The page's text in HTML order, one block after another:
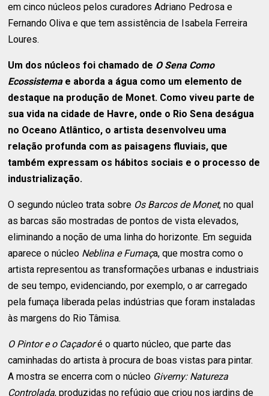
em cinco núcleos pelos curadores Adriano Pedrosa e
Fernando Oliva e que tem assistência de Isabela Ferreira
Loures.
Um dos núcleos foi chamado de O Sena Como
Ecossistemae aborda a água como um elemento de
destaque na produção de Monet. Como viveu parte de
sua vida na cidade de Havre, onde o Rio Sena deságua
no Oceano Atlântico, o artista desenvolveu uma
relação profunda com as paisagens fluviais, que
também expressam os hábitos sociais e o processo de
industrialização.
O segundo núcleo trata sobre Os Barcos de Monet, no qual
as barcas são mostradas de pontos de vista elevados,
eliminando a noção de uma linha do horizonte. Em seguida
aparece o núcleo Neblina e Fumaça, que mostra como o
artista representou as transformações urbanas e industriais
de seu tempo, evidenciando, por exemplo, o ar carregado
pela fumaça liberada pelas indústrias que foram instaladas
às margens do Rio Tâmisa.
O Pintor e o Caçadoré o quarto núcleo, que parte das
caminhadas do artista à procura de boas vistas para pintar.
A mostra se encerra com o núcleo Giverny: Natureza
Controlada, produzidas no refúgio que criou nos jardins de